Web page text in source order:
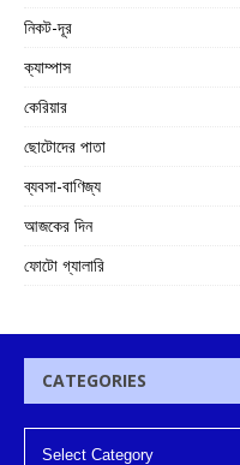
নিকট-দূর
ক্যাম্পাস
কেরিয়ার
ছোটোদের পাতা
ব্যবসা-বাণিজ্য
আজকের দিন
ফোটো গ্যালারি
CATEGORIES